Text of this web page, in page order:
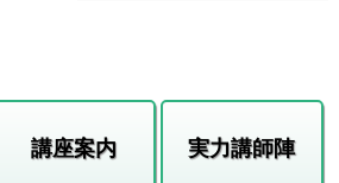
講座案内 実力講師陣